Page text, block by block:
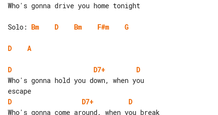
Who's gonna drive you home tonight
Solo: Bm D Bm F#m G
D A
D D7+
D
Who's gonna hold you down, when you
D
D7+
D